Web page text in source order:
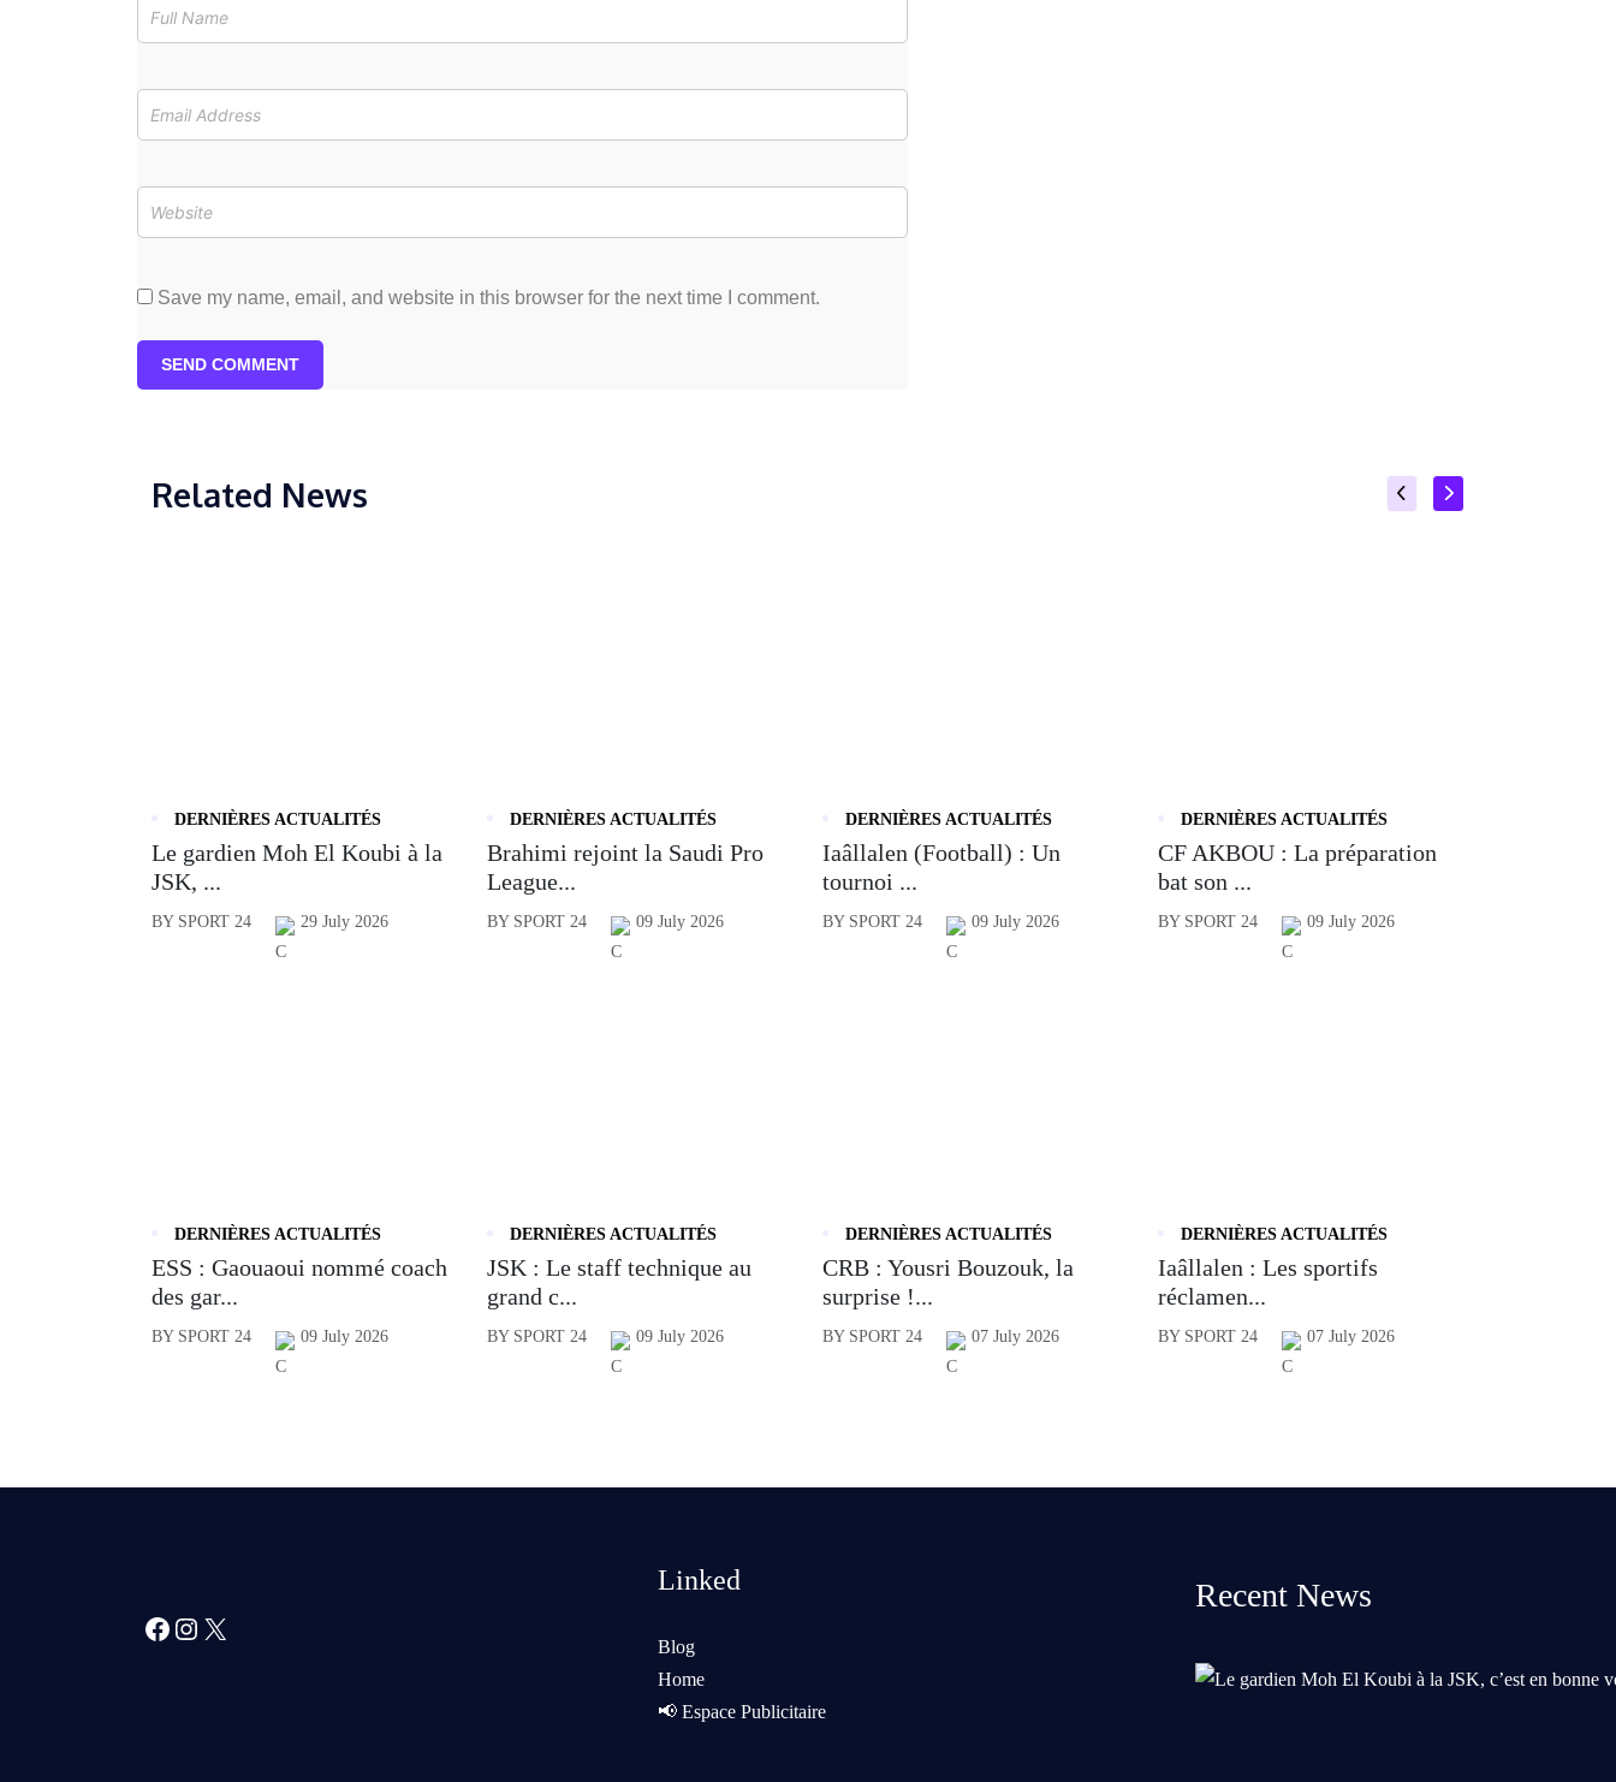
Save my name, email, and website in this browser for the next time I comment.
SEND COMMENT
Related News
DERNIÈRES ACTUALITÉS
Le gardien Moh El Koubi à la
JSK, ...
BY SPORT 24 29 July 2026
DERNIÈRES ACTUALITÉS
Brahimi rejoint la Saudi Pro
League...
BY SPORT 24 09 July 2026
DERNIÈRES ACTUALITÉS
Iaâllalen (Football) : Un
tournoi ...
BY SPORT 24 09 July 2026
DERNIÈRES ACTUALITÉS
CF AKBOU : La préparation
bat son ...
BY SPORT 24 09 July 2026
DERNIÈRES ACTUALITÉS
ESS : Gaouaoui nommé coach
des gar...
BY SPORT 24 09 July 2026
DERNIÈRES ACTUALITÉS
JSK : Le staff technique au
grand c...
BY SPORT 24 09 July 2026
DERNIÈRES ACTUALITÉS
CRB : Yousri Bouzouk, la
surprise !...
BY SPORT 24 07 July 2026
DERNIÈRES ACTUALITÉS
Iaâllalen : Les sportifs
réclamen...
BY SPORT 24 07 July 2026
Facebook
Instagram
X
Linked
Blog
Home
📢 Espace Publicitaire
Recent News